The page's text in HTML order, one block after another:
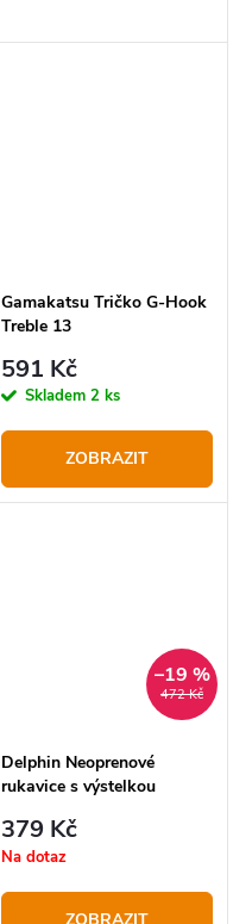
Gamakatsu Tričko G-Hook
Treble 13
591 Kč
Skladem 2 ks
ZOBRAZIT
472 Kč
–19 %
Delphin Neoprenové
rukavice s výstelkou
379 Kč
Na dotaz